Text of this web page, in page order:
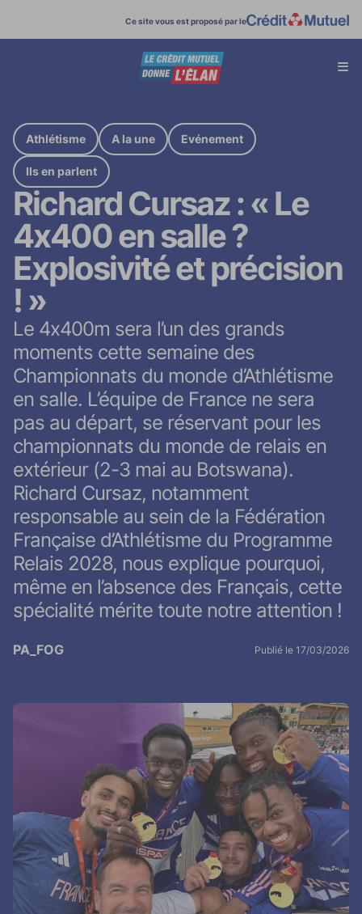
Ce site vous est proposé par le
menu
Athlétisme A la une Evénement
Ils en parlent
Richard Cursaz : « Le
4x400 en salle ?
Explosivité et précision
! »
Le 4x400m sera l’un des grands
moments cette semaine des
Championnats du monde d’Athlétisme
en salle. L’équipe de France ne sera
pas au départ, se réservant pour les
championnats du monde de relais en
extérieur (2-3 mai au Botswana).
Richard Cursaz, notamment
responsable au sein de la Fédération
Française d’Athlétisme du Programme
Relais 2028, nous explique pourquoi,
même en l’absence des Français, cette
spécialité mérite toute notre attention !
PA_FOG Publié le 17/03/2026